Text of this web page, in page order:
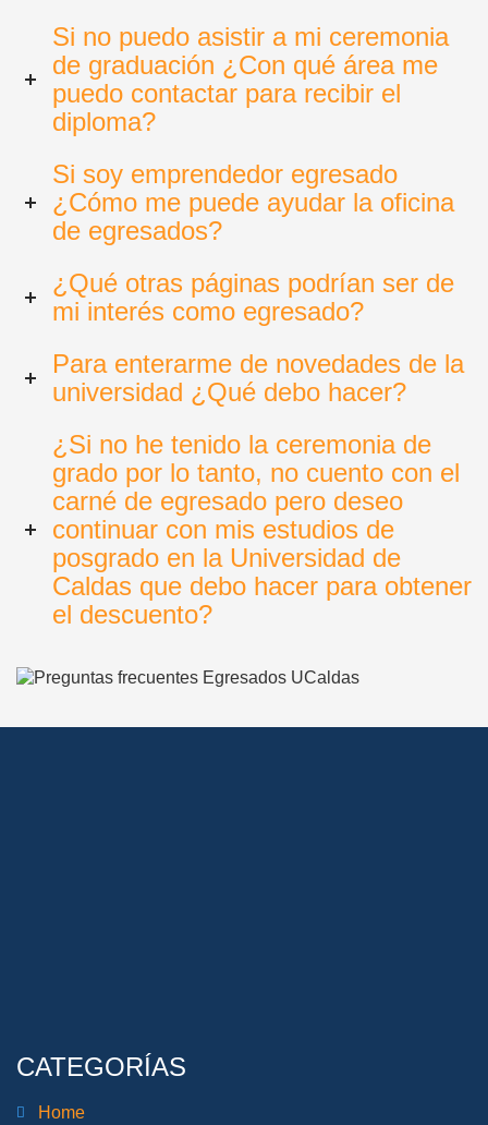
Si no puedo asistir a mi ceremonia
de graduación ¿Con qué área me
puedo contactar para recibir el
diploma?
Si soy emprendedor egresado
¿Cómo me puede ayudar la oficina
de egresados?
¿Qué otras páginas podrían ser de
mi interés como egresado?
Para enterarme de novedades de la
universidad ¿Qué debo hacer?
¿Si no he tenido la ceremonia de
grado por lo tanto, no cuento con el
carné de egresado pero deseo
continuar con mis estudios de
posgrado en la Universidad de
Caldas que debo hacer para obtener
el descuento?
CATEGORÍAS
Home